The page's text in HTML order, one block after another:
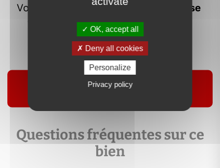
Contactez-moi
Suivre
Questions fréquentes sur ce
bien
OK, accept all
Deny all cookies
Personalize
Privacy policy